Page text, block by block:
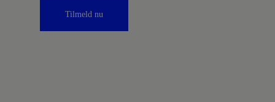
Tilmeld nu